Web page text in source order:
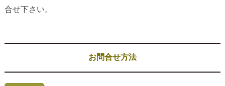
合せ下さい。
お問合せ方法